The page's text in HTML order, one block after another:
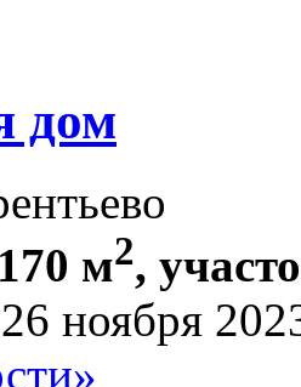
дом
м2,
ноября